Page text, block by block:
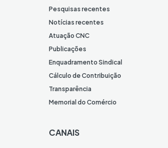
Pesquisas recentes
Notícias recentes
Atuação CNC
Publicações
Enquadramento Sindical
Cálculo de Contribuição
Transparência
Memorial do Comércio
CANAIS